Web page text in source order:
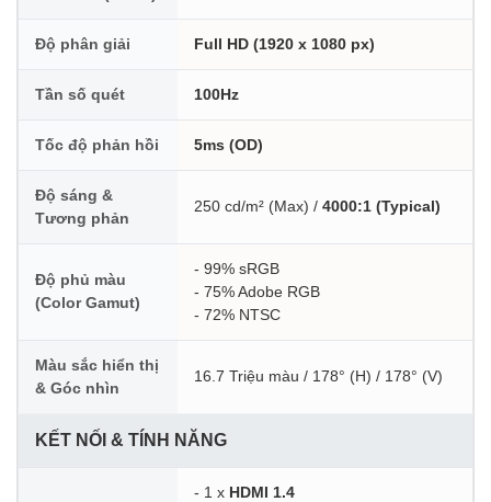
Độ phân giải Full HD (1920 x 1080 px)
Tần số quét 100Hz
Tốc độ phản hồi 5ms (OD)
Độ sáng &
Tương phản
250 cd/m² (Max) / 4000:1 (Typical)
Độ phủ màu
(Color Gamut)
- 99% sRGB
- 75% Adobe RGB
- 72% NTSC
Màu sắc hiển thị
& Góc nhìn
16.7 Triệu màu / 178° (H) / 178° (V)
KẾT NỐI & TÍNH NĂNG
- 1 x HDMI 1.4